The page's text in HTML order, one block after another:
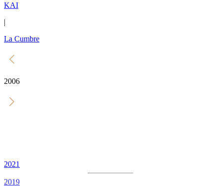
KAI
|
La Cumbre
2006
2021
2019